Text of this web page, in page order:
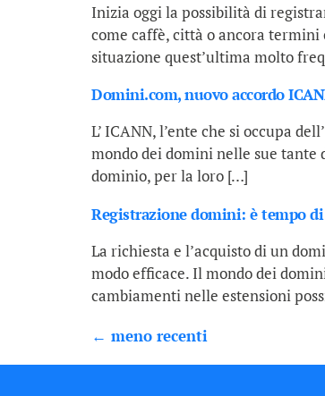
Inizia oggi la possibilità di
come caffè, città o ancora termini
situazione quest’ultima molto
Domini.com, nuovo accordo
L’ ICANN, l’ente che si occupa
mondo dei domini nelle sue tante
dominio, per la loro […]
Registrazione domini: è tempo
La richiesta e l’acquisto di un
modo efficace. Il mondo dei
cambiamenti nelle estensioni
← meno recenti